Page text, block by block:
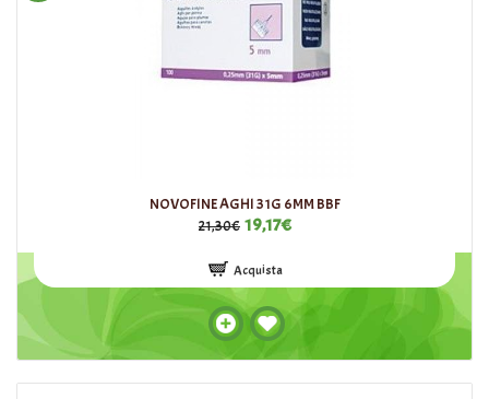
NOVOFINE AGHI 31G 6MM BBF
21,30€ 19,17€
Acquista